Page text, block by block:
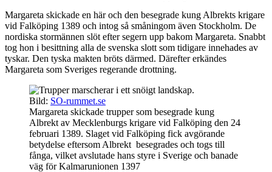
Margareta skickade en här och den besegrade kung Albrekts krigare
vid Falköping 1389 och intog så småningom även Stockholm. De
nordiska stormännen slöt efter segern upp bakom Margareta. Snabbt
tog hon i besittning alla de svenska slott som tidigare innehades av
tyskar. Den tyska makten bröts därmed. Därefter erkändes
Margareta som Sveriges regerande drottning.
Bild: SO-rummet.se
Margareta skickade trupper som besegrade kung
Albrekt av Mecklenburgs krigare vid Falköping den 24
februari 1389. Slaget vid Falköping fick avgörande
betydelse eftersom Albrekt besegrades och togs till
fånga, vilket avslutade hans styre i Sverige och banade
väg för Kalmarunionen 1397